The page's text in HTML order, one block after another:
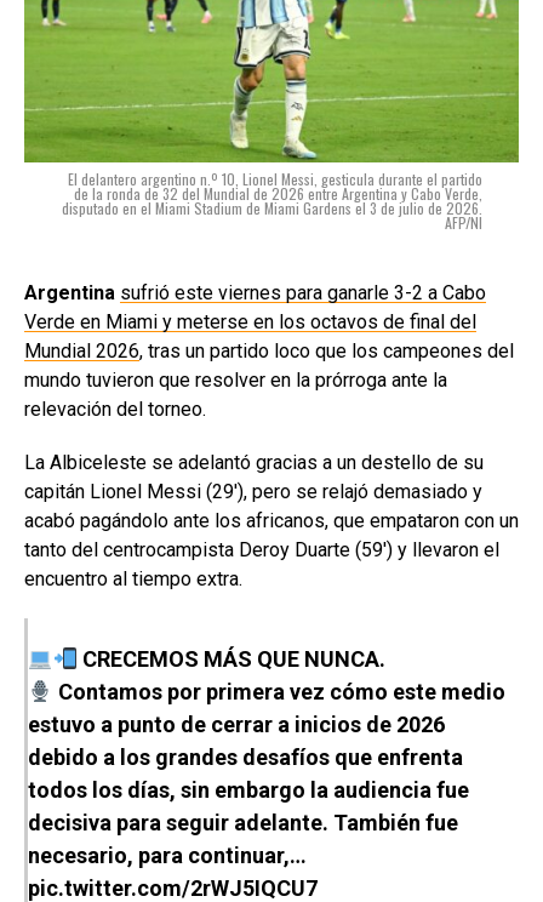
El delantero argentino n.º 10, Lionel Messi, gesticula durante el partido
de la ronda de 32 del Mundial de 2026 entre Argentina y Cabo Verde,
disputado en el Miami Stadium de Miami Gardens el 3 de julio de 2026.
AFP/NI
Argentina sufrió este viernes para ganarle 3-2 a Cabo
Verde en Miami y meterse en los octavos de final del
Mundial 2026, tras un partido loco que los campeones del
mundo tuvieron que resolver en la prórroga ante la
relevación del torneo.
La Albiceleste se adelantó gracias a un destello de su
capitán Lionel Messi (29′), pero se relajó demasiado y
acabó pagándolo ante los africanos, que empataron con un
tanto del centrocampista Deroy Duarte (59′) y llevaron el
encuentro al tiempo extra.
CRECEMOS MÁS QUE NUNCA.
Contamos por primera vez cómo este medio
estuvo a punto de cerrar a inicios de 2026
debido a los grandes desafíos que enfrenta
todos los días, sin embargo la audiencia fue
decisiva para seguir adelante. También fue
necesario, para continuar,…
pic.twitter.com/2rWJ5IQCU7